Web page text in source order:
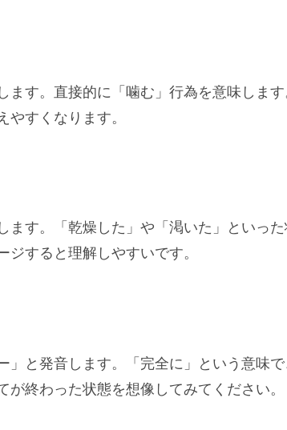
ます。直接的に「噛む」行為を意味しま
やすくなります。
ます。「乾燥した」や「渇いた」といっ
ジすると理解しやすいです。
」と発音します。「完全に」という意味
が終わった状態を想像してみてください。